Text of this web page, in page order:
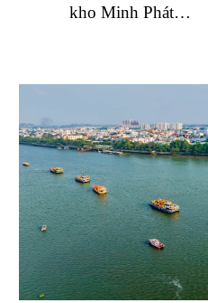
kho Minh Phát…